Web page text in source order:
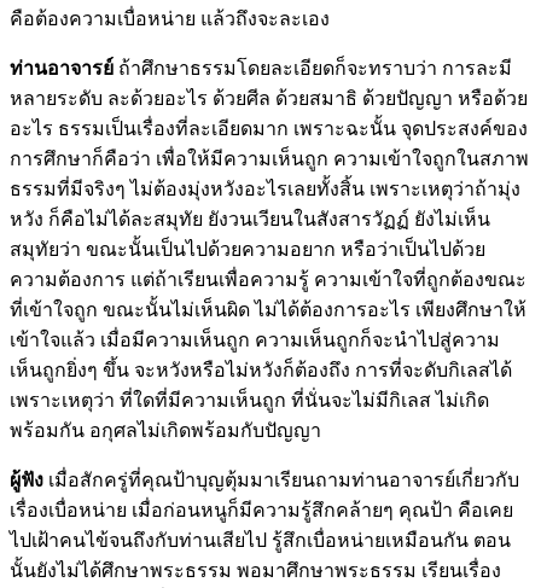
คือต้องความเบื่อหน่าย แล้วถึงจะละเอง
ท่านอาจารย์ ถ้าศึกษาธรรมโดยละเอียดก็จะทราบว่า การละมี
หลายระดับ ละด้วยอะไร ด้วยศีล ด้วยสมาธิ ด้วยปัญญา หรือด้วย
อะไร ธรรมเป็นเรื่องที่ละเอียดมาก เพราะฉะนั้น จุดประสงค์ของ
การศึกษาก็คือว่า เพื่อให้มีความเห็นถูก ความเข้าใจถูกในสภาพ
ธรรมที่มีจริงๆ ไม่ต้องมุ่งหวังอะไรเลยทั้งสิ้น เพราะเหตุว่าถ้ามุ่ง
หวัง ก็คือไม่ได้ละสมุทัย ยังวนเวียนในสังสารวัฏฏ์ ยังไม่เห็น
สมุทัยว่า ขณะนั้นเป็นไปด้วยความอยาก หรือว่าเป็นไปด้วย
ความต้องการ แต่ถ้าเรียนเพื่อความรู้ ความเข้าใจที่ถูกต้องขณะ
ที่เข้าใจถูก ขณะนั้นไม่เห็นผิด ไม่ได้ต้องการอะไร เพียงศึกษาให้
เข้าใจแล้ว เมื่อมีความเห็นถูก ความเห็นถูกก็จะนำไปสู่ความ
เห็นถูกยิ่งๆ ขึ้น จะหวังหรือไม่หวังก็ต้องถึง การที่จะดับกิเลสได้
เพราะเหตุว่า ที่ใดที่มีความเห็นถูก ที่นั่นจะไม่มีกิเลส ไม่เกิด
พร้อมกัน อกุศลไม่เกิดพร้อมกับปัญญา
ผู้ฟัง เมื่อสักครู่ที่คุณป้าบุญตุ้มมาเรียนถามท่านอาจารย์เกี่ยวกับ
เรื่องเบื่อหน่าย เมื่อก่อนหนูก็มีความรู้สึกคล้ายๆ คุณป้า คือเคย
ไปเฝ้าคนไข้จนถึงกับท่านเสียไป รู้สึกเบื่อหน่ายเหมือนกัน ตอน
นั้นยังไม่ได้ศึกษาพระธรรม พอมาศึกษาพระธรรม เรียนเรื่อง